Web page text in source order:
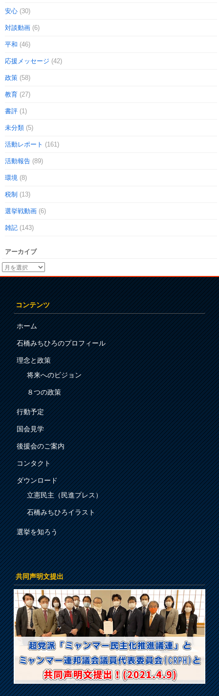
安心 (30)
対談動画 (6)
平和 (46)
応援メッセージ (42)
政策 (58)
教育 (27)
書評 (1)
未分類 (5)
活動レポート (161)
活動報告 (89)
環境 (8)
税制 (13)
選挙戦動画 (6)
雑記 (143)
アーカイブ
コンテンツ
ホーム
石橋みちひろのプロフィール
理念と政策
将来へのビジョン
８つの政策
行動予定
国会見学
後援会のご案内
コンタクト
ダウンロード
立憲民主（民進プレス）
石橋みちひろイラスト
選挙を知ろう
共同声明文提出